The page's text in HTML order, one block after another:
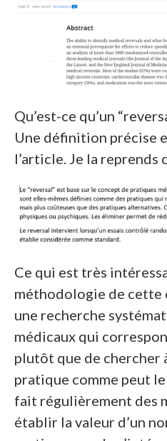
Qu’est-ce qu’un
Une définition précise
l’article. Je la reprends
Ce qui est très
méthodologie de cette
une recherche
médicaux qui
plutôt que de chercher
pratique comme peut
fait régulièrement des
établir la valeur d’un